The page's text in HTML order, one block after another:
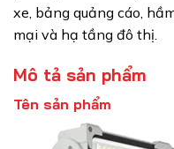
xe, bảng quảng cáo,
mại và hạ tầng đô thị.
Mô tả sản phẩm
Tên sản phẩm